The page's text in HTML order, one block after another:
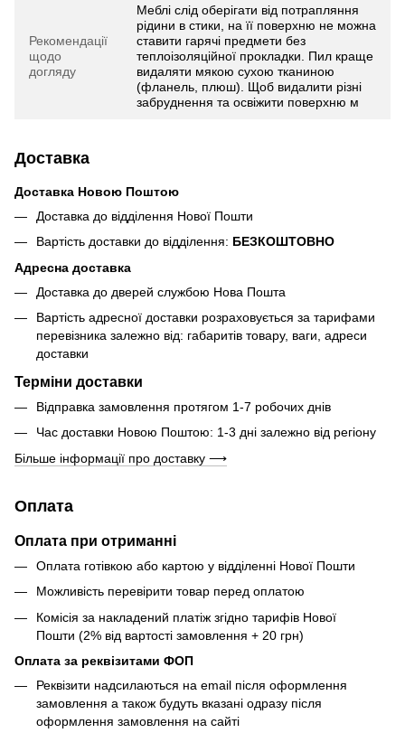
Рекомендації
щодо
догляду
Меблі слід оберігати від потрапляння
рідини в стики, на її поверхню не можна
ставити гарячі предмети без
теплоізоляційної прокладки. Пил краще
видаляти мякою сухою тканиною
(фланель, плюш). Щоб видалити різні
забруднення та освіжити поверхню м
Доставка
Доставка Новою Поштою
Доставка до відділення Нової Пошти
Вартість доставки до відділення: БЕЗКОШТОВНО
Адресна доставка
Доставка до дверей службою Нова Пошта
Вартість адресної доставки розраховується за тарифами
перевізника залежно від: габаритів товару, ваги, адреси
доставки
Терміни доставки
Відправка замовлення протягом 1-7 робочих днів
Час доставки Новою Поштою: 1-3 дні залежно від регіону
Більше інформації про доставку ⟶
Оплата
Оплата при отриманні
Оплата готівкою або картою у відділенні Нової Пошти
Можливість перевірити товар перед оплатою
Комісія за накладений платіж згідно тарифів Нової
Пошти (2% від вартості замовлення + 20 грн)
Оплата за реквізитами ФОП
Реквізити надсилаються на email після оформлення
замовлення а також будуть вказані одразу після
оформлення замовлення на сайті